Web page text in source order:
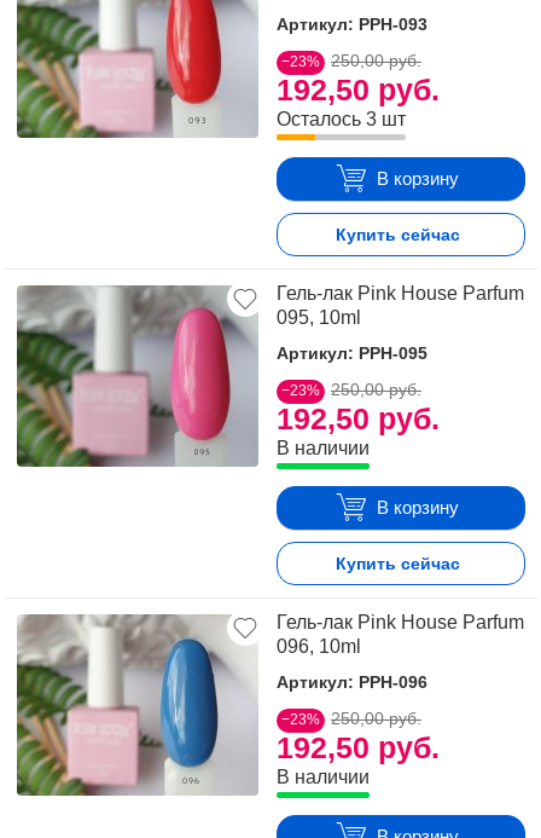
Артикул: PPH-093
−23%
192,50 руб.
250,00 руб.
Осталось 3 шт
В корзину
Купить сейчас
Гель-лак Pink House Parfum
095, 10ml
Артикул: PPH-095
−23%
192,50 руб.
250,00 руб.
В наличии
В корзину
Купить сейчас
Гель-лак Pink House Parfum
096, 10ml
Артикул: PPH-096
−23%
192,50 руб.
250,00 руб.
В наличии